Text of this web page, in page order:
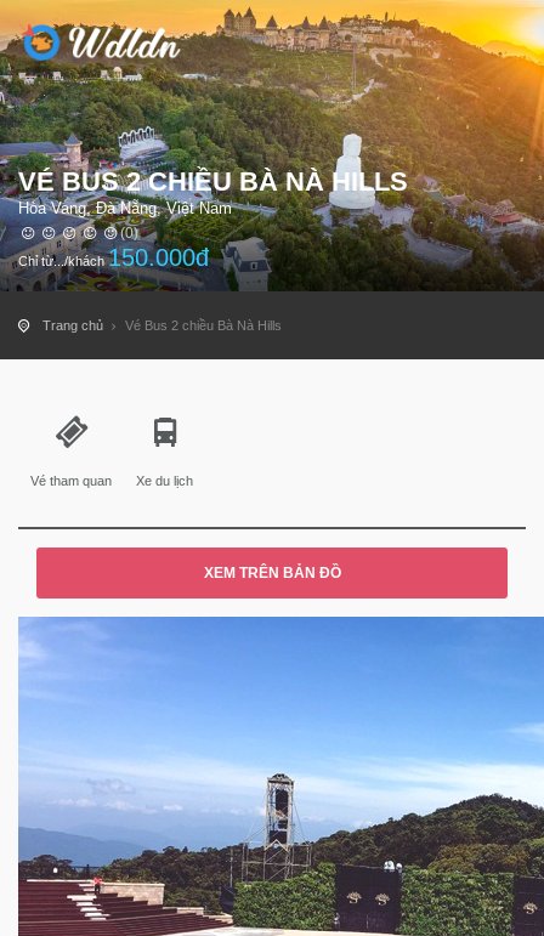
VÉ BUS 2 CHIỀU BÀ NÀ HILLS
Hòa Vang, Đà Nẵng, Việt Nam
(0)
Chỉ từ.../khách150.000đ
Trang chủ Vé Bus 2 chiều Bà Nà Hills
Vé tham quan Xe du lịch
XEM TRÊN BẢN ĐỒ